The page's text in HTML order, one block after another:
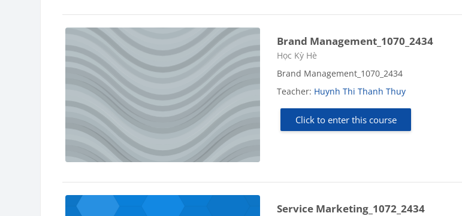
Brand Management_1070_2434
Course category
Học Kỳ Hè
Brand Management_1070_2434
Teacher: Huynh Thi Thanh Thuy
Click to enter this course
Service Marketing_1072_2434